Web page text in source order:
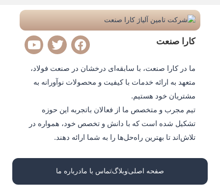
کارا صنعت
F
a
c
e
b
o
k
T
w
t
t
r
Y
o
u
u
ما در کارا صنعت، با سابقه‌ای درخشان در صنعت فولاد،
متعهد به ارائه خدمات با کیفیت و محصولات نوآورانه به
مشتریان خود هستیم.
تیم مجرب و متخصص ما از فعالان باتجربه این حوزه
تشکیل شده است که با دانش و تخصص خود، همواره در
تلاش‌اند تا بهترین راه‌حل‌ها را به شما ارائه دهند.
صفحه اصلی وبلاگتماس با مادرباره ما